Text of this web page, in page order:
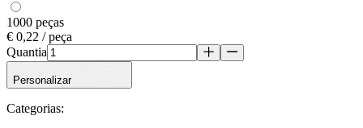
1000 peças
€ 0,22 / peça
Quantia
Personalizar
Categorias: